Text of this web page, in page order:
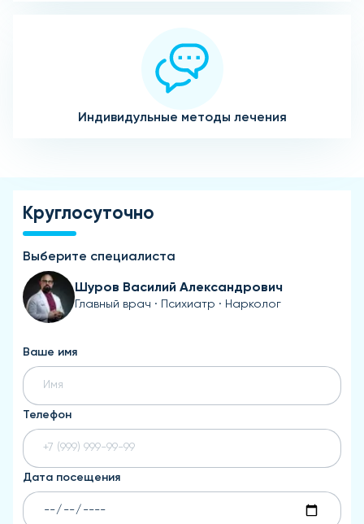
Индивидульные методы лечения
Круглосуточно
Выберите специалиста
Шуров Василий Александрович
Главный врач · Психиатр · Нарколог
Ваше имя
Телефон
Дата посещения